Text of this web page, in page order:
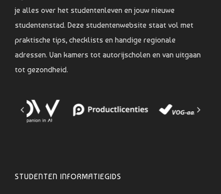
je alles over het studentenleven en jouw nieuwe
studentenstad. Deze studentenwebsite staat vol met
praktische tips, checklists en handige regionale
adressen. Van kamers tot autorijscholen en van uitgaan
tot gezondheid.
STUDENTEN INFORMATIEGIDS